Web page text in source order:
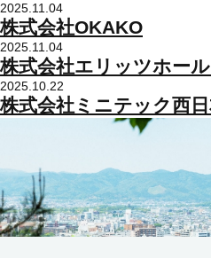
2025.11.04
株式会社OKAKO
2025.11.04
株式会社エリッツホー
2025.10.22
株式会社ミニテック西